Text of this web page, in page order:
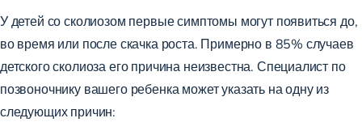
У детей со сколиозом первые симптомы могут появиться до,
во время или после скачка роста. Примерно в 85% случаев
детского сколиоза его причина неизвестна. Специалист по
позвоночнику вашего ребенка может указать на одну из
следующих причин: